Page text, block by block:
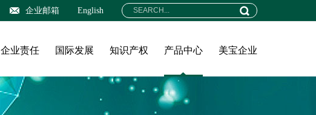
English
企业邮箱
企业责任 国际发展 知识产权 产品中心 美宝企业